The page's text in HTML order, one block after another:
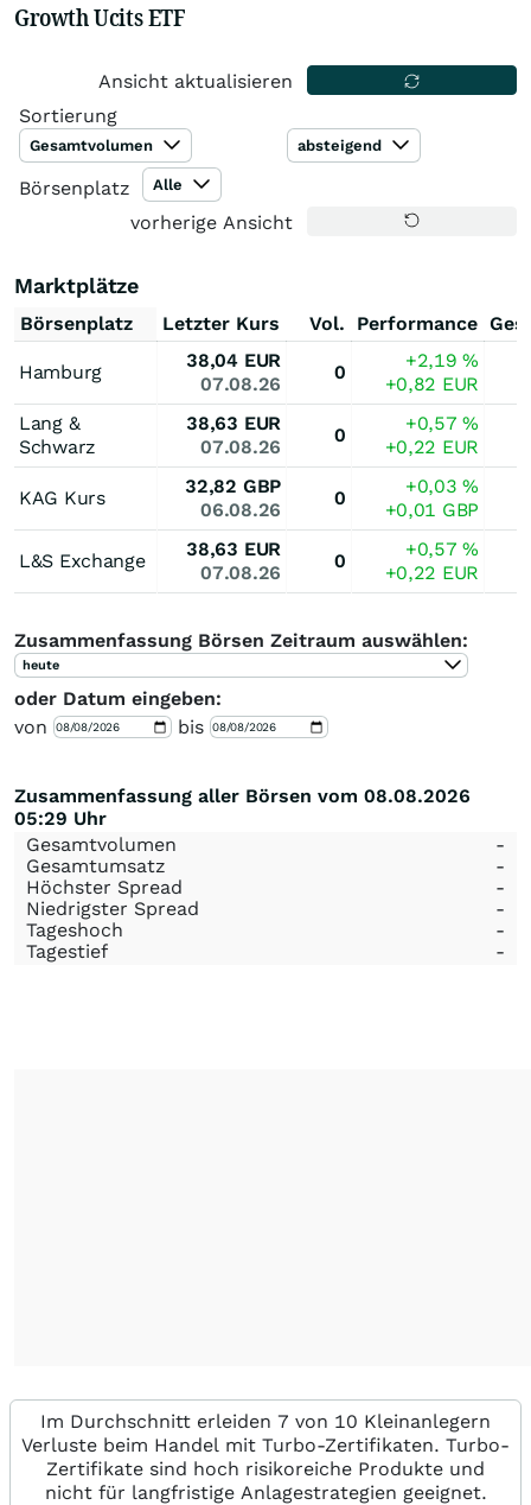
Growth Ucits ETF
Ansicht aktualisieren
Sortierung
Gesamtvolumen absteigend
Börsenplatz Alle
vorherige Ansicht
Marktplätze
Börsenplatz Letzter Kurs Vol. Performance
Hamburg
38,04 EUR
07.08.26
0
+2,19%
+0,82 EUR
Lang &
Schwarz
38,63 EUR
07.08.26
0
+0,57%
+0,22 EUR
KAG Kurs
32,82 GBP
06.08.26
0
+0,03%
+0,01 GBP
L&S Exchange
38,63 EUR
07.08.26
0
+0,57%
+0,22 EUR
Zusammenfassung Börsen Zeitraum auswählen:
heute
oder Datum eingeben:
von
bis
Zusammenfassung aller Börsen vom 08.08.2026
05:29 Uhr
Gesamtvolumen
-
Gesamtumsatz
-
Höchster Spread
-
Niedrigster Spread
-
Tageshoch
-
Tagestief
-
Im Durchschnitt erleiden 7 von 10 Kleinanlegern
Verluste beim Handel mit Turbo-Zertifikaten. Turbo-
Zertifikate sind hoch risikoreiche Produkte und
nicht für langfristige Anlagestrategien geeignet.